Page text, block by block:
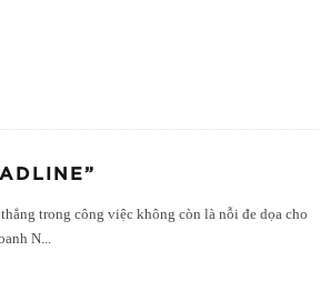
trong công việc không còn là nỗi đe dọa cho
N...